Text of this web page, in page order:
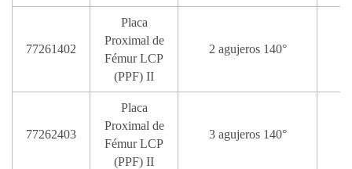
77261402
Placa
Proximal de
Fémur LCP
(PPF) II
2 agujeros 140°
77262403
Placa
Proximal de
Fémur LCP
(PPF) II
3 agujeros 140°